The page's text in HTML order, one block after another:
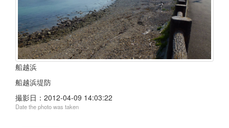
船越浜
船越浜堤防
撮影日： 2012-04-09 14:03:22
Date the photo was taken